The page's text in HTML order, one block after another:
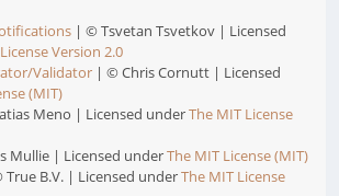
| © Tsvetan Tsvetkov | Licensed
Version 2.0
Validator | © Chris Cornutt | Licensed
(MIT)
Meno | Licensed underThe MIT License
Mullie | Licensed underThe MIT License (MIT)
True B.V. | Licensed underThe MIT License